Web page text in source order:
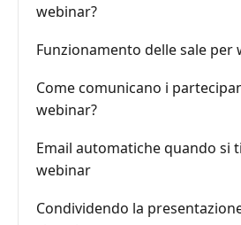
webinar?
Funzionamento delle sale per
Come comunicano i
webinar?
Email automatiche quando si
webinar
Condividendo la